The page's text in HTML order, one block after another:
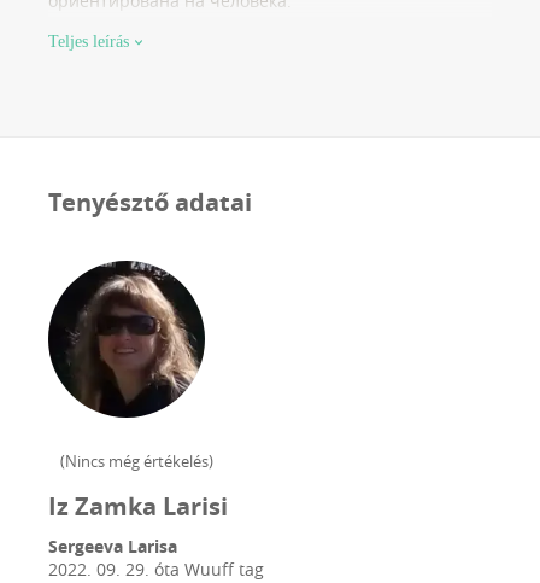
Teljes leírás
Tenyésztő adatai
(Nincs még értékelés)
Iz Zamka Larisi
Sergeeva Larisa
2022. 09. 29. óta Wuuff tag